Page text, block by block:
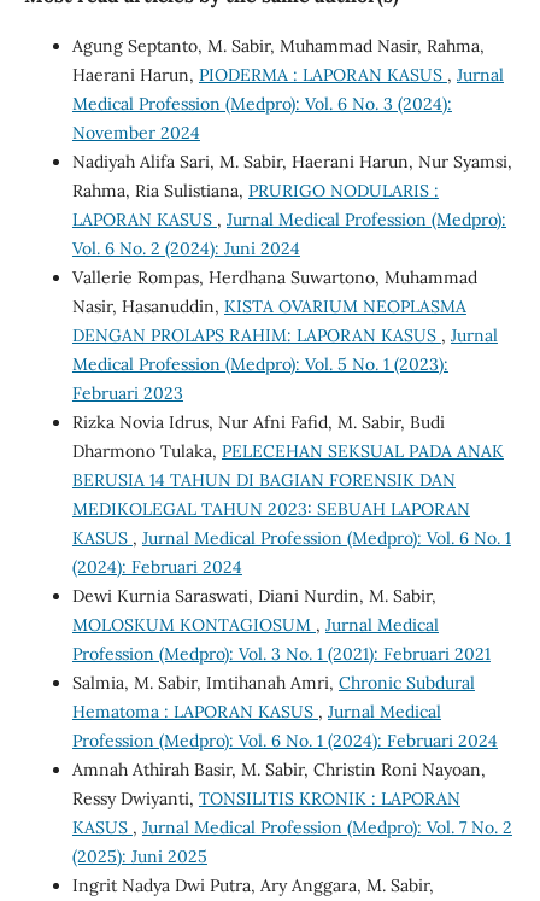
Agung Septanto, M. Sabir, Muhammad Nasir, Rahma,
Haerani Harun, PIODERMA : LAPORAN KASUS , Jurnal
Medical Profession (Medpro): Vol. 6 No. 3 (2024):
November 2024
Nadiyah Alifa Sari, M. Sabir, Haerani Harun, Nur Syamsi,
Rahma, Ria Sulistiana, PRURIGO NODULARIS :
LAPORAN KASUS , Jurnal Medical Profession (Medpro):
Vol. 6 No. 2 (2024): Juni 2024
Vallerie Rompas, Herdhana Suwartono, Muhammad
Nasir, Hasanuddin, KISTA OVARIUM NEOPLASMA
DENGAN PROLAPS RAHIM: LAPORAN KASUS , Jurnal
Medical Profession (Medpro): Vol. 5 No. 1 (2023):
Februari 2023
Rizka Novia Idrus, Nur Afni Fafid, M. Sabir, Budi
Dharmono Tulaka, PELECEHAN SEKSUAL PADA ANAK
BERUSIA 14 TAHUN DI BAGIAN FORENSIK DAN
MEDIKOLEGAL TAHUN 2023: SEBUAH LAPORAN
KASUS , Jurnal Medical Profession (Medpro): Vol. 6 No. 1
(2024): Februari 2024
Dewi Kurnia Saraswati, Diani Nurdin, M. Sabir,
MOLOSKUM KONTAGIOSUM , Jurnal Medical
Profession (Medpro): Vol. 3 No. 1 (2021): Februari 2021
Salmia, M. Sabir, Imtihanah Amri, Chronic Subdural
Hematoma : LAPORAN KASUS , Jurnal Medical
Profession (Medpro): Vol. 6 No. 1 (2024): Februari 2024
Amnah Athirah Basir, M. Sabir, Christin Roni Nayoan,
Ressy Dwiyanti, TONSILITIS KRONIK : LAPORAN
KASUS , Jurnal Medical Profession (Medpro): Vol. 7 No. 2
(2025): Juni 2025
Ingrit Nadya Dwi Putra, Ary Anggara, M. Sabir,